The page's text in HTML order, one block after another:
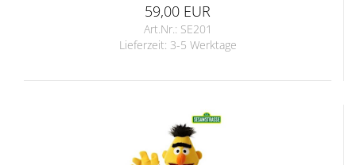
59,00 EUR
Art.Nr.: SE201
Lieferzeit: 3-5 Werktage